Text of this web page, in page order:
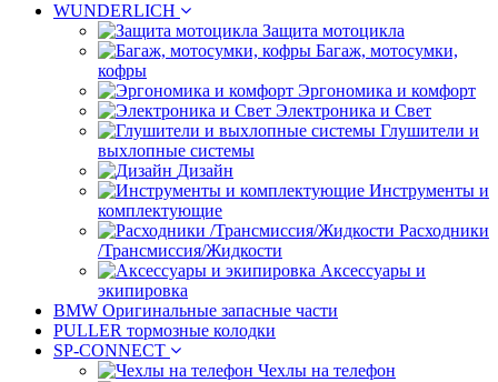
WUNDERLICH
Защита мотоцикла
Багаж, мотосумки,
кофры
Эргономика и комфорт
Электроника и Свет
Глушители и
выхлопные системы
Дизайн
Инструменты и
комплектующие
Расходники
/Трансмиссия/Жидкости
Аксессуары и
экипировка
BMW Оригинальные запасные части
PULLER тормозные колодки
SP-CONNECT
Чехлы на телефон